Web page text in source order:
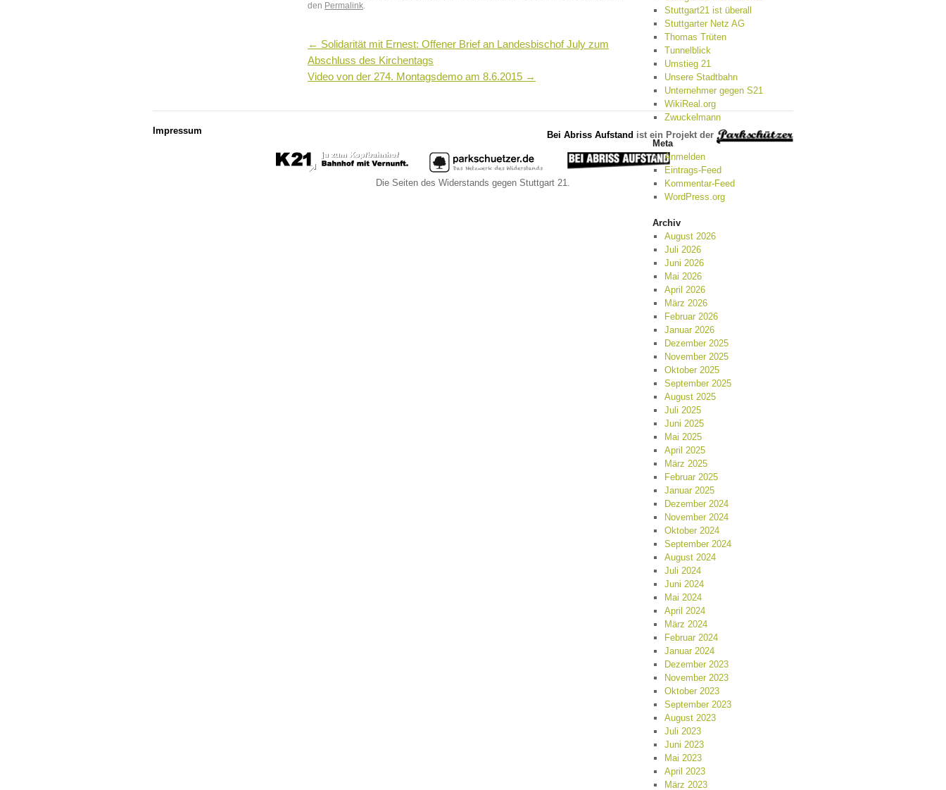
den Permalink
← Solidarität mit Ernest: Offener Brief an Landesbischof July zum
Abschluss des Kirchentags
Video von der 274. Montagsdemo am 8.6.2015 →
Stuttgart21 ist überall
Stuttgarter Netz AG
Thomas Trüten
Tunnelblick
Umstieg 21
Unsere Stadtbahn
Unternehmer gegen S21
WikiReal.org
Zwuckelmann
Meta
Anmelden
Eintrags-Feed
Kommentar-Feed
WordPress.org
Archiv
August 2026
Juli 2026
Juni 2026
Mai 2026
April 2026
März 2026
Februar 2026
Januar 2026
Dezember 2025
November 2025
Oktober 2025
September 2025
August 2025
Juli 2025
Juni 2025
Mai 2025
April 2025
März 2025
Februar 2025
Januar 2025
Dezember 2024
November 2024
Oktober 2024
September 2024
August 2024
Juli 2024
Juni 2024
Mai 2024
April 2024
März 2024
Februar 2024
Januar 2024
Dezember 2023
November 2023
Oktober 2023
September 2023
August 2023
Juli 2023
Juni 2023
Mai 2023
April 2023
März 2023
Bei Abriss Aufstand ist ein Projekt der
Impressum
Die Seiten des Widerstands gegen Stuttgart 21.